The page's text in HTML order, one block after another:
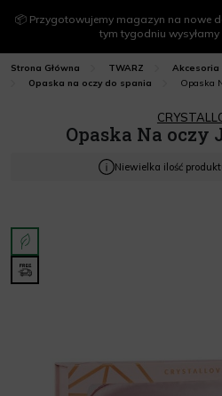
📦 Przygotowujemy magazyn na nowe
tym tygodniu wysyłamy
Strona Główna TWARZ
Akcesoria
Opaska na oczy do spania
Opaska
Opaska Na oczy
Niewielka ilość